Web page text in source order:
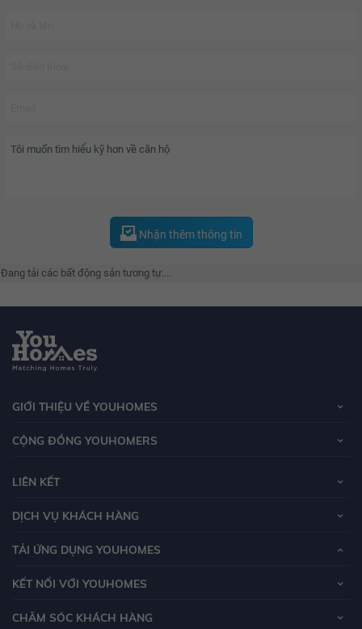
Nhận thêm thông tin
tải các bất động sản tương tự....
GIỚI THIỆU VỀ YOUHOMES
CỘNG ĐỒNG YOUHOMERS
LIÊN KẾT
DỊCH VỤ KHÁCH HÀNG
TẢI ỨNG DỤNG YOUHOMES
KẾT NỐI VỚI YOUHOMES
CHĂM SÓC KHÁCH HÀNG